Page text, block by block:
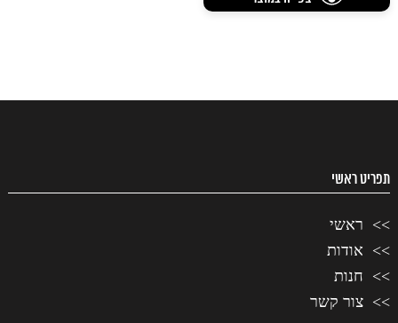
₪350.00.
תפריט ראשי
ראשי
אודות
חנות
צור קשר